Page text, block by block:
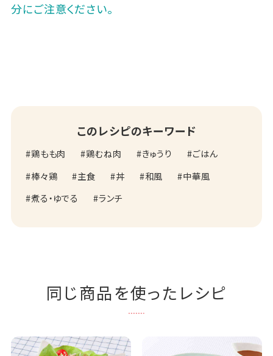
分にご注意ください。
このレシピのキーワード
鶏もも肉 鶏むね肉 きゅうり
ごはん
棒々鶏
主食 丼 和風
中華風
煮る・ゆでる
ランチ
同じ商品を使ったレシピ